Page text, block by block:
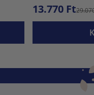
13.770 Ft